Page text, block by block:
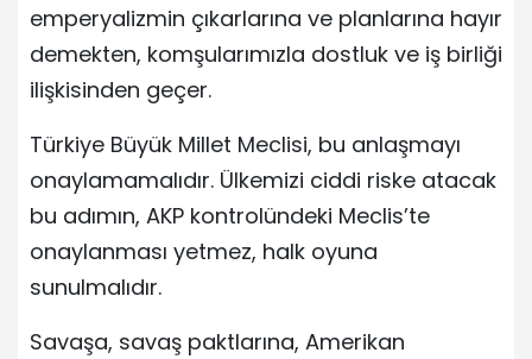
emperyalizmin çıkarlarına ve planlarına hayır
demekten, komşularımızla dostluk ve iş birliği
ilişkisinden geçer.
Türkiye Büyük Millet Meclisi, bu anlaşmayı
onaylamamalıdır. Ülkemizi ciddi riske atacak
bu adımın, AKP kontrolündeki Meclis’te
onaylanması yetmez, halk oyuna
sunulmalıdır.
Savaşa, savaş paktlarına, Amerikan